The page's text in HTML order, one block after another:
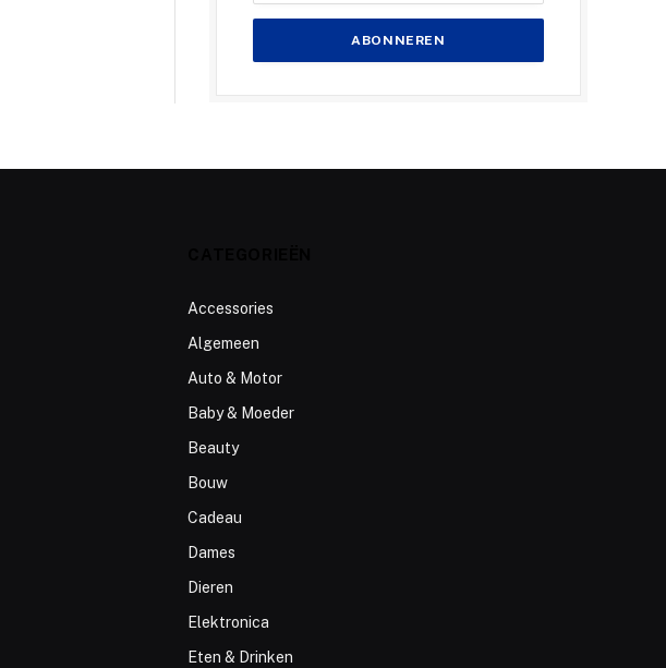
Accessories
Algemeen
Auto & Motor
Baby & Moeder
Beauty
Bouw
Cadeau
Dames
Dieren
Elektronica
Eten & Drinken